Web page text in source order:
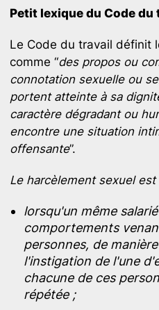
Petit lexique du Code du
Le Code du travail définit
comme “des propos ou
connotation sexuelle ou
portent atteinte à sa
caractère dégradant ou
encontre une situation
offensante”.
Le harcèlement sexuel
lorsqu'un même
comportements
personnes, de
l'instigation de l'une
chacune de ces
répétée ;